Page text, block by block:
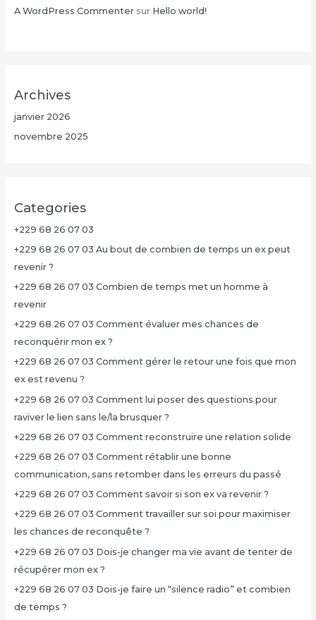
A WordPress Commentersur Hello world!
Archives
janvier 2026
novembre 2025
Categories
+229 68 26 07 03
+229 68 26 07 03 Au bout de combien de temps un ex peut
revenir ?
+229 68 26 07 03 Combien de temps met un homme à
revenir
+229 68 26 07 03 Comment évaluer mes chances de
reconquérir mon ex ?
+229 68 26 07 03 Comment gérer le retour une fois que mon
ex est revenu ?
+229 68 26 07 03 Comment lui poser des questions pour
raviver le lien sans le/la brusquer ?
+229 68 26 07 03 Comment reconstruire une relation solide
+229 68 26 07 03 Comment rétablir une bonne
communication, sans retomber dans les erreurs du passé
+229 68 26 07 03 Comment savoir si son ex va revenir ?
+229 68 26 07 03 Comment travailler sur soi pour maximiser
les chances de reconquête ?
+229 68 26 07 03 Dois-je changer ma vie avant de tenter de
récupérer mon ex ?
+229 68 26 07 03 Dois-je faire un “silence radio” et combien
de temps ?